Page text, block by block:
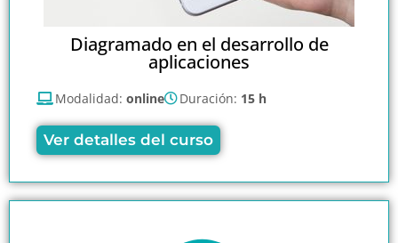
Diagramado en el desarrollo de
aplicaciones
Modalidad: online Duración: 15 h
Ver detalles del curso